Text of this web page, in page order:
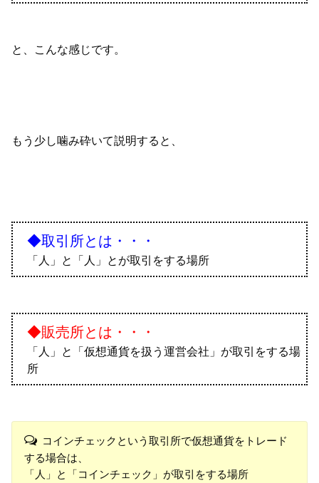
と、こんな感じです。
もう少し噛み砕いて説明すると、
◆取引所とは・・・
「人」と「人」とが取引をする場所
◆販売所とは・・・
「人」と「仮想通貨を扱う運営会社」が取引をする場
所
コインチェックという取引所で仮想通貨をトレード
する場合は、
「人」と「コインチェック」が取引をする場所